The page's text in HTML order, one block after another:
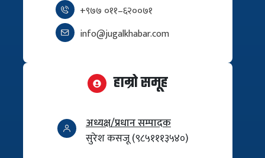
+९७७ ०११–६२००७१
info@jugalkhabar.com
हाम्रो समूह
अध्यक्ष/प्रधान सम्पादक
सुरेश कसजू (९८५१११३५४०)